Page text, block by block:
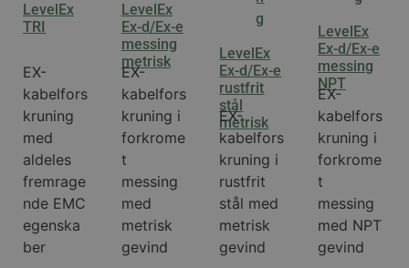
LevelEx
TRI
EX-
kabelfors
kruning
med
aldeles
fremrage
nde EMC
egenska
ber
LevelEx
Ex-d/Ex-e
messing
metrisk
EX-
kabelfors
kruning i
forkrome
t
messing
med
metrisk
gevind
LevelEx
Ex-d/Ex-e
rustfrit
stål
metrisk
EX-
kabelfors
kruning i
rustfrit
stål med
metrisk
gevind
LevelEx
Ex-d/Ex-e
messing
NPT
EX-
kabelfors
kruning i
forkrome
t
messing
med NPT
gevind